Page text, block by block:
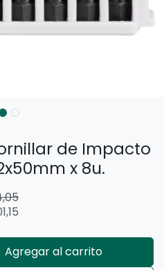
de Impacto
x 8u.
Agregar al carrito